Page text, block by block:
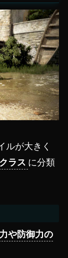
ルが大きく
ラス に分類
や防御力の